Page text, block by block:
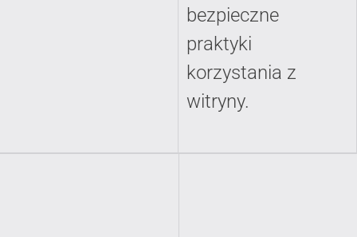
bezpieczne
praktyki
korzystania z
witryny.